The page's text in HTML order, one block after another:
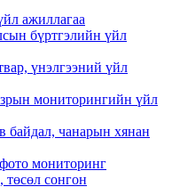
ажиллагаа
бүртгэлийн үйл
үнэлгээний үйл
мониторингийн үйл
байдал, чанарын хянан
мониторинг
төсөл сонгон